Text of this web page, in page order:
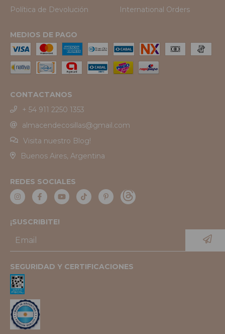
Política de Devolución International Orders
MEDIOS DE PAGO
CONTACTANOS
+ 54 911 2250 1353
almacendecosillas@gmail.com
Visita nuestro Blog!
Buenos Aires, Argentina
REDES SOCIALES
¡SUSCRIBITE!
SEGURIDAD Y CERTIFICACIONES